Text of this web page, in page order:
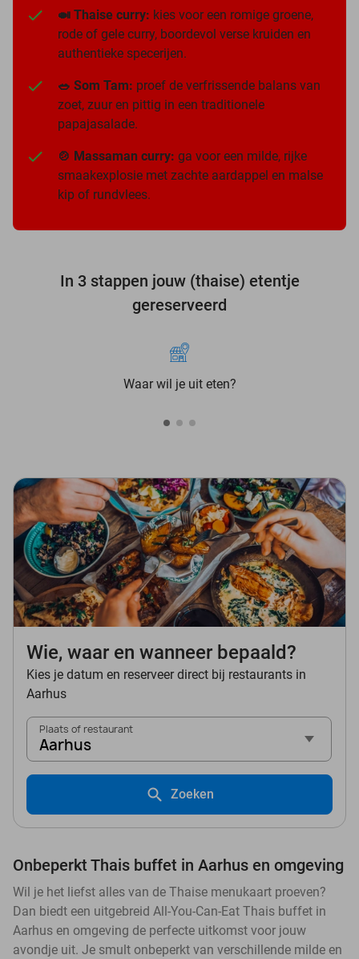
🍛 Thaise curry: kies voor een romige groene,
rode of gele curry, boordevol verse kruiden en
authentieke specerijen.
🥗 Som Tam: proef de verfrissende balans van
zoet, zuur en pittig in een traditionele
papajasalade.
🍲 Massaman curry: ga voor een milde, rijke
smaakexplosie met zachte aardappel en malse
kip of rundvlees.
In 3 stappen jouw (thaise) etentje
gereserveerd
Waar wil je uit eten?
Wie, waar en wanneer bepaald?
Kies je datum en reserveer direct bij restaurants in
Aarhus
Plaats of restaurant
Aarhus
Zoeken
Onbeperkt Thais buffet in Aarhus en omgeving
Wil je het liefst alles van de Thaise menukaart proeven?
Dan biedt een uitgebreid All-You-Can-Eat Thais buffet in
Aarhus en omgeving de perfecte uitkomst voor jouw
avondje uit. Je smult onbeperkt van verschillende milde en